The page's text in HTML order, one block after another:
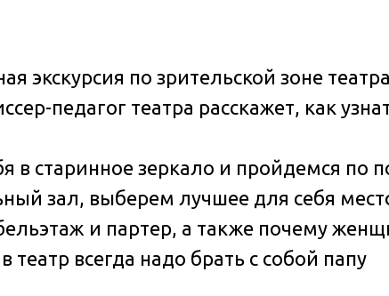
экскурсия по зрительской зоне
педагог театра расскажет, как
в старинное зеркало и пройдемся по
зал, выберем лучшее для себя
и партер, а также почему
всегда надо брать с собой папу